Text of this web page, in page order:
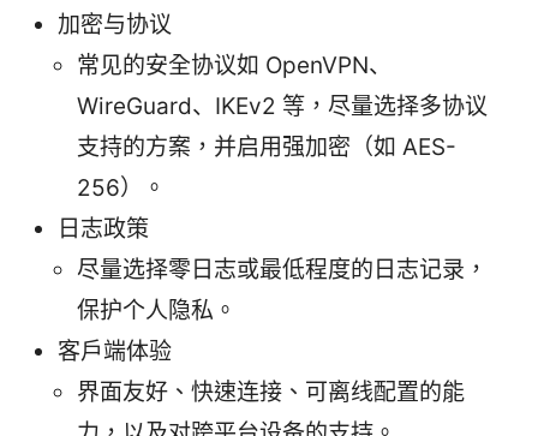
加密与协议
常见的安全协议如 OpenVPN、
WireGuard、IKEv2 等，尽量选择多协议
支持的方案，并启用强加密（如 AES-
256）。
日志政策
尽量选择零日志或最低程度的日志记录，
保护个人隐私。
客户端体验
界面友好、快速连接、可离线配置的能